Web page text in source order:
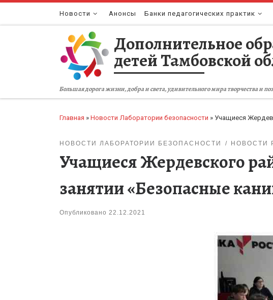
Перейти к содержимому
Новости Анонсы Банки педагогических практик
Дополнительное
детей Тамбовской
Большая дорога жизни, добра и света, удивительного мира творчества и
Главная » Новости Лаборатории безопасности » Учащиеся
НОВОСТИ ЛАБОРАТОРИИ БЕЗОПАСНОСТИ НОВОСТИ
Учащиеся Жердевского
занятии «Безопасные
Опубликовано 22.12.2021